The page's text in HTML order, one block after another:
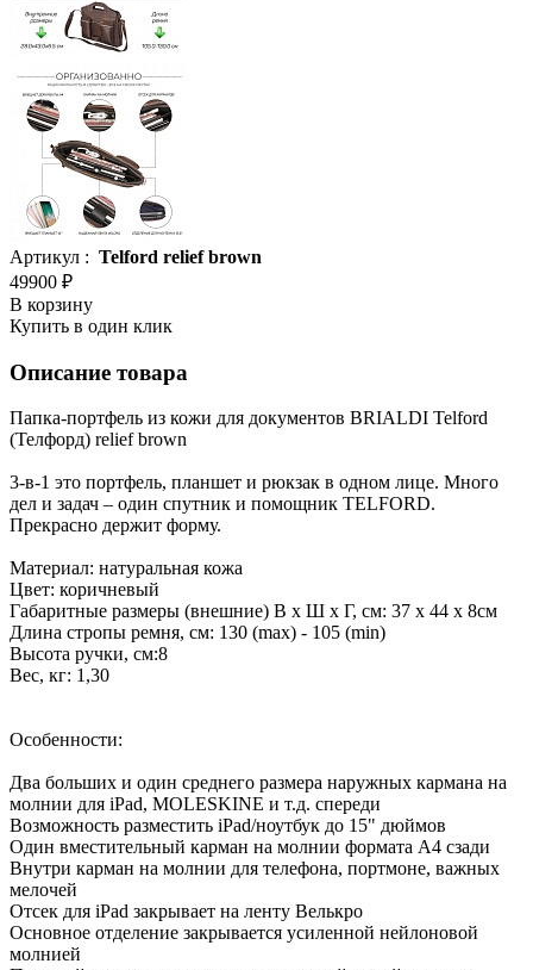
Артикул : Telford relief brown
49900 ₽
В корзину
Купить в один клик
Описание товара
Папка-портфель из кожи для документов BRIALDI Telford
(Телфорд) relief brown
3-в-1 это портфель, планшет и рюкзак в одном лице. Много
дел и задач – один спутник и помощник TELFORD.
Прекрасно держит форму.
Материал: натуральная кожа
Цвет: коричневый
Габаритные размеры (внешние) В х Ш х Г, см: 37 х 44 х 8см
Длина стропы ремня, см: 130 (max) - 105 (min)
Высота ручки, см:8
Вес, кг: 1,30
Особенности:
Два больших и один среднего размера наружных кармана на
молнии для iPad, MOLESKINE и т.д. спереди
Возможность разместить iPad/ноутбук до 15" дюймов
Один вместительный карман на молнии формата А4 сзади
Внутри карман на молнии для телефона, портмоне, важных
мелочей
Отсек для iPad закрывает на ленту Велькро
Основное отделение закрывается усиленной нейлоновой
молнией